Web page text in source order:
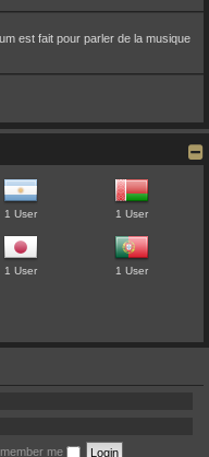
est fait pour parler de la musique
1 User 1 User
1 User 1 User
me